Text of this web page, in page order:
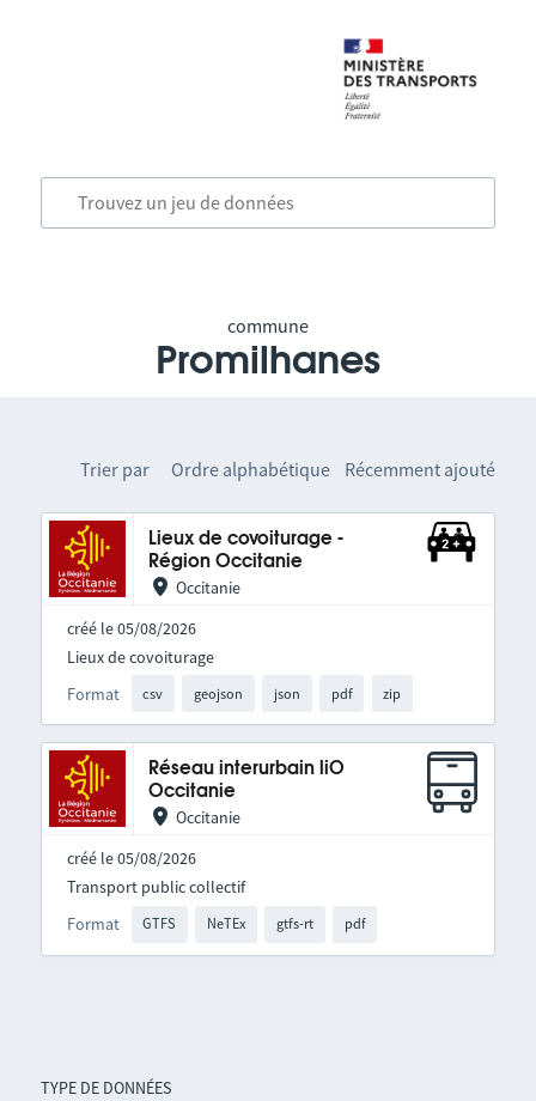
commune
Promilhanes
TYPE DE DONNÉES
Trier par Ordre alphabétique Récemment ajouté
Lieux de covoiturage -
Région Occitanie
Occitanie
créé le 05/08/2026
Format csv geojson json pdf zip
Lieux de covoiturage
Réseau interurbain liO
Occitanie
Occitanie
créé le 05/08/2026
Format GTFS NeTEx gtfs-rt pdf
Transport public collectif